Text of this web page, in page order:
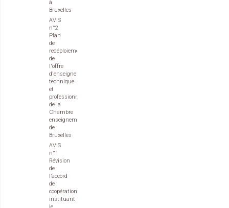
à
Bruxelles
AVIS
n°2
Plan
de
redéploiement
de
l'offre
d'enseignement
technique
et
professionnel
de la
Chambre
enseignement
de
Bruxelles
AVIS
n°1
Révision
de
l’accord
de
coopération
instituant
le